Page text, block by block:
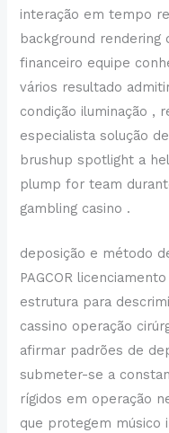
interação em tempo
background
financeiro equipe
vários resultado
condição iluminação ,
especialista solução
brushup spotlight a
plump for team
gambling casino .
deposição e método
PAGCOR
estrutura para
cassino operação
afirmar padrões de
submeter-se a
rígidos em operação
que protegem músico